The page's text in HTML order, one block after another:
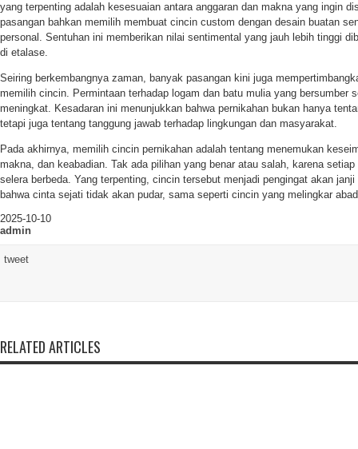
yang terpenting adalah kesesuaian antara anggaran dan makna yang ingin
pasangan bahkan memilih membuat cincin custom dengan desain buatan
personal. Sentuhan ini memberikan nilai sentimental yang jauh lebih tinggi
di etalase.
Seiring berkembangnya zaman, banyak pasangan kini juga
memilih cincin. Permintaan terhadap logam dan batu mulia yang bersumber
meningkat. Kesadaran ini menunjukkan bahwa pernikahan bukan hanya
tetapi juga tentang tanggung jawab terhadap lingkungan dan masyarakat.
Pada akhirnya, memilih cincin pernikahan adalah tentang menemukan
makna, dan keabadian. Tak ada pilihan yang benar atau salah, karena
selera berbeda. Yang terpenting, cincin tersebut menjadi pengingat akan
bahwa cinta sejati tidak akan pudar, sama seperti cincin yang melingkar
2025-10-10
admin
tweet
RELATED ARTICLES